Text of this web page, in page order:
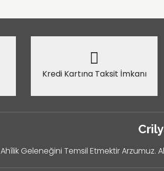
Kredi Kartına Taksit İmkanı
Ahîlik Geleneğini Temsil Etmektir Arzumuz.